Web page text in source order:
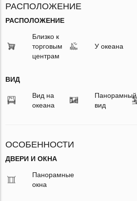
РАСПОЛОЖЕНИЕ
РАСПОЛОЖЕНИЕ
Близко к
торговым
центрам
У океана
ВИД
Вид на
океана
Панорамный
вид
ОСОБЕННОСТИ
ДВЕРИ И ОКНА
Панорамные
окна